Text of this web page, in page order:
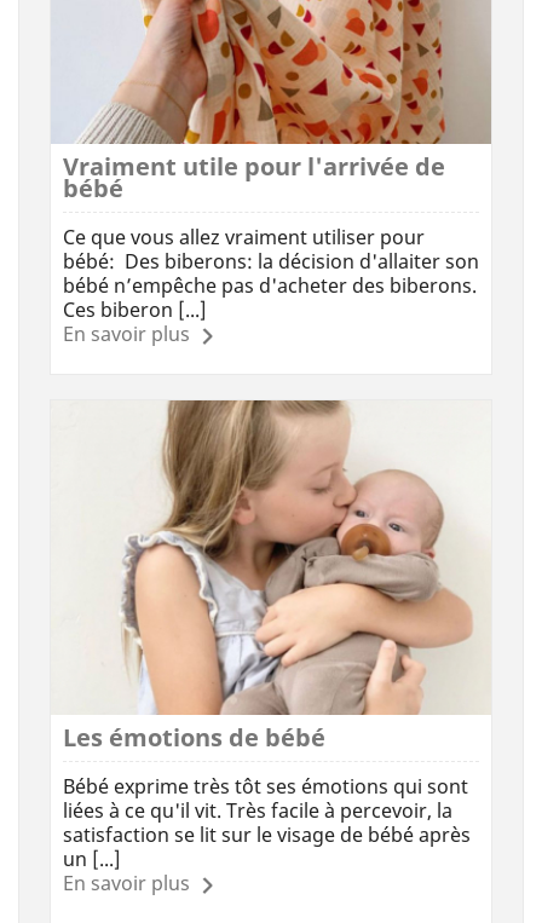
Vraiment utile pour l'arrivée de
bébé
Ce que vous allez vraiment utiliser pour
bébé: Des biberons: la décision d'allaiter son
bébé n’empêche pas d'acheter des biberons.
Ces biberon [...]
En savoir plus
Les émotions de bébé
Bébé exprime très tôt ses émotions qui sont
liées à ce qu'il vit. Très facile à percevoir, la
satisfaction se lit sur le visage de bébé après
un [...]
En savoir plus